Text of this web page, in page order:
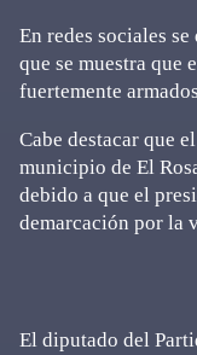
En redes sociales
que se muestra que
fuertemente
Cabe destacar que
municipio de El
debido a que el
demarcación por la
El diputado del